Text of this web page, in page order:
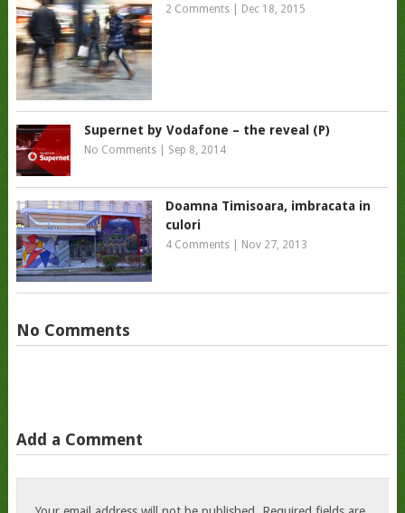
2 Comments| Dec 18, 2015
Supernet by Vodafone – the reveal (P)
No Comments| Sep 8, 2014
Doamna Timisoara, imbracata in
culori
4 Comments| Nov 27, 2013
No Comments
Add a Comment